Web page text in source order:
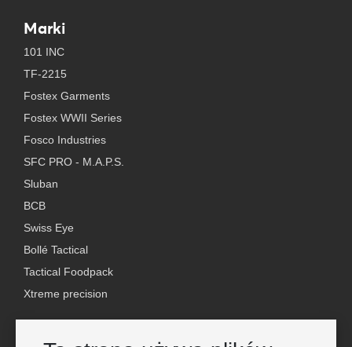
Marki
101 INC
TF-2215
Fostex Garments
Fostex WWII Series
Fosco Industries
SFC PRO - M.A.P.S.
Sluban
BCB
Swiss Eye
Bollé Tactical
Tactical Foodpack
Xtreme precision